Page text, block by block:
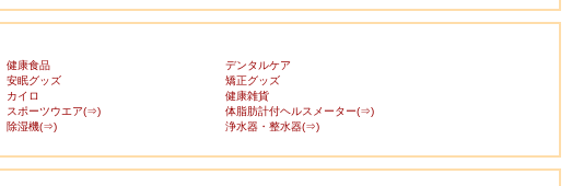
健康食品
デンタルケア
安眠グッズ
矯正グッズ
カイロ
健康雑貨
スポーツウエア(⇒)
体脂肪計付ヘルスメーター(⇒)
除湿機(⇒)
浄水器・整水器(⇒)